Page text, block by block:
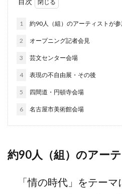
1 約90人（組）のアーティストが参
2 オープニング記者会見
3 芸文センター会場
4 表現の不自由展・その後
5 四間道・円頓寺会場
6 名古屋市美術館会場
約90人（組）のアー
「情の時代」をテーマ